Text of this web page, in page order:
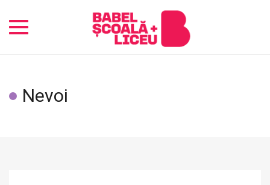
Toggle
Nevoi